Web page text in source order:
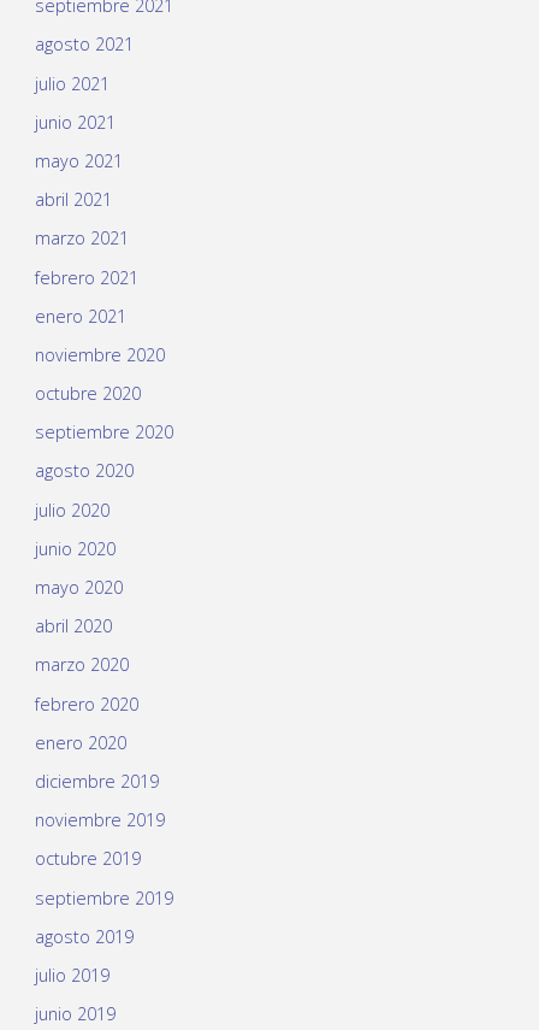
septiembre 2021
agosto 2021
julio 2021
junio 2021
mayo 2021
abril 2021
marzo 2021
febrero 2021
enero 2021
noviembre 2020
octubre 2020
septiembre 2020
agosto 2020
julio 2020
junio 2020
mayo 2020
abril 2020
marzo 2020
febrero 2020
enero 2020
diciembre 2019
noviembre 2019
octubre 2019
septiembre 2019
agosto 2019
julio 2019
junio 2019